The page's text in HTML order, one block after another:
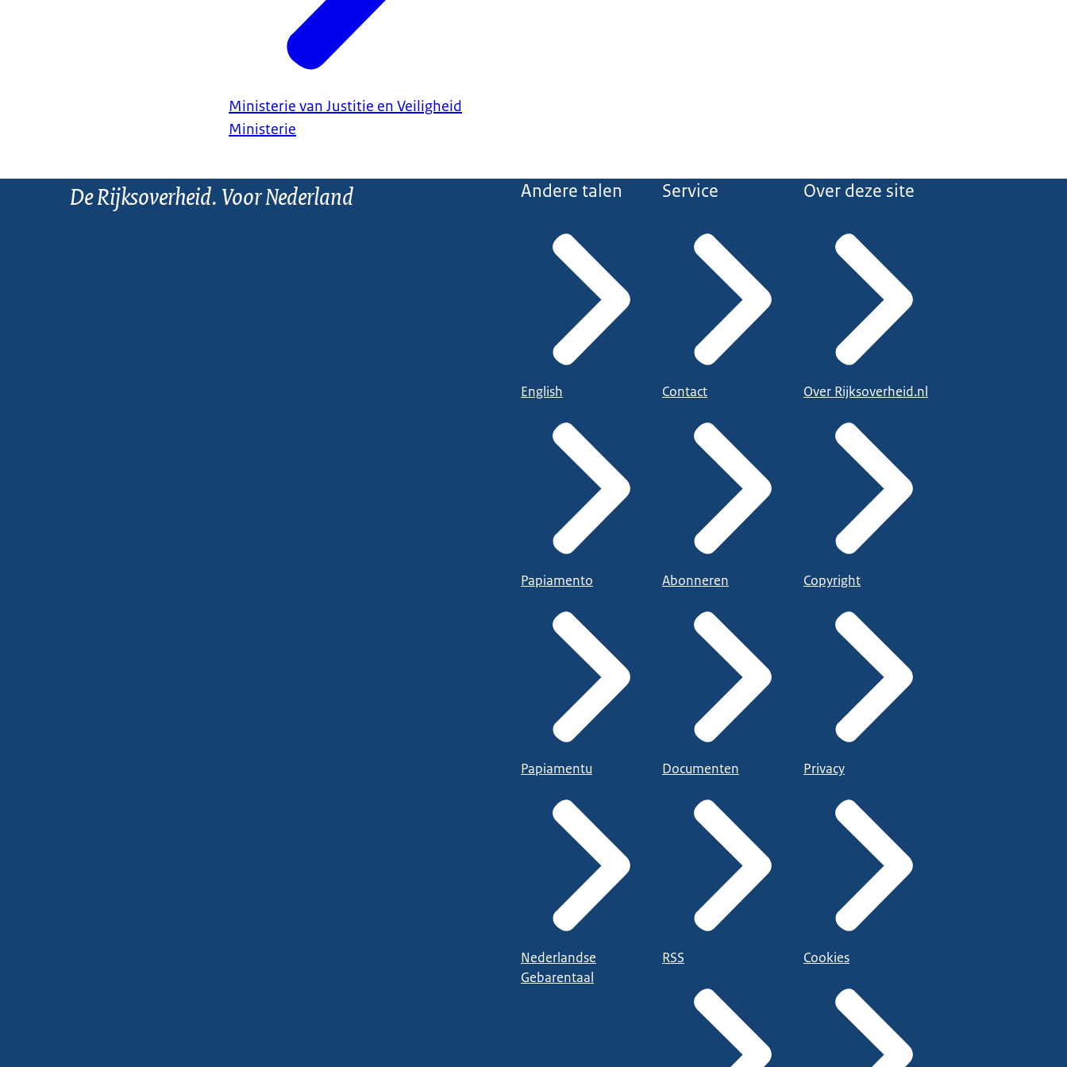
Ministerie van Justitie en Veiligheid
Ministerie
De Rijksoverheid. Voor Nederland Andere talen
English
Papiamento
Papiamentu
Nederlandse
Gebarentaal
Service
Contact
Abonneren
Documenten
RSS
Over deze site
Over Rijksoverheid.nl
Copyright
Privacy
Cookies